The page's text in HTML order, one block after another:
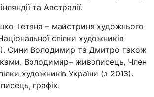
та Австралії.
Тетяна – майстриня художнього
спілки художників
Сини Володимир та Дмитро також
Володимир– живописець, Член
художників України (з 2013).
графік.